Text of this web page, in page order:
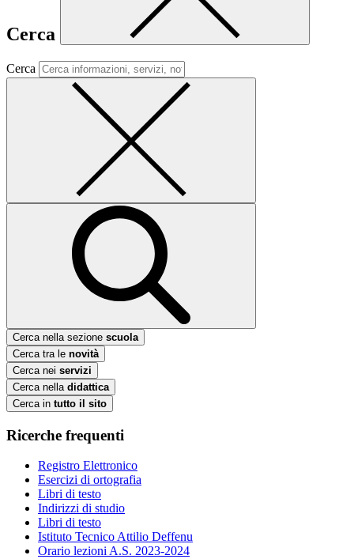
Cerca
Cerca
Cerca nella sezione scuola
Cerca tra le novità
Cerca nei servizi
Cerca nella didattica
Cerca in tutto il sito
Ricerche frequenti
Registro Elettronico
Esercizi di ortografia
Libri di testo
Indirizzi di studio
Libri di testo
Istituto Tecnico Attilio Deffenu
Orario lezioni A.S. 2023-2024